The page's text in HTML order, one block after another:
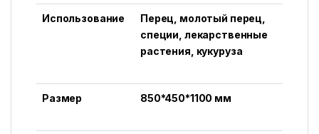
Использование
Перец, молотый перец,
специи, лекарственные
растения, кукуруза
Размер 850*450*1100 мм